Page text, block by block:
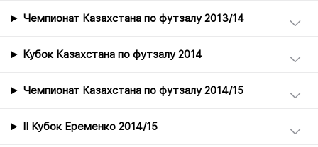
Чемпионат Казахстана по футзалу 2013/14
Кубок Казахстана по футзалу 2014
Чемпионат Казахстана по футзалу 2014/15
II Кубок Еременко 2014/15